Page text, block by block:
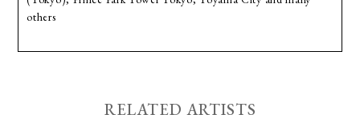
others
RELATED ARTISTS